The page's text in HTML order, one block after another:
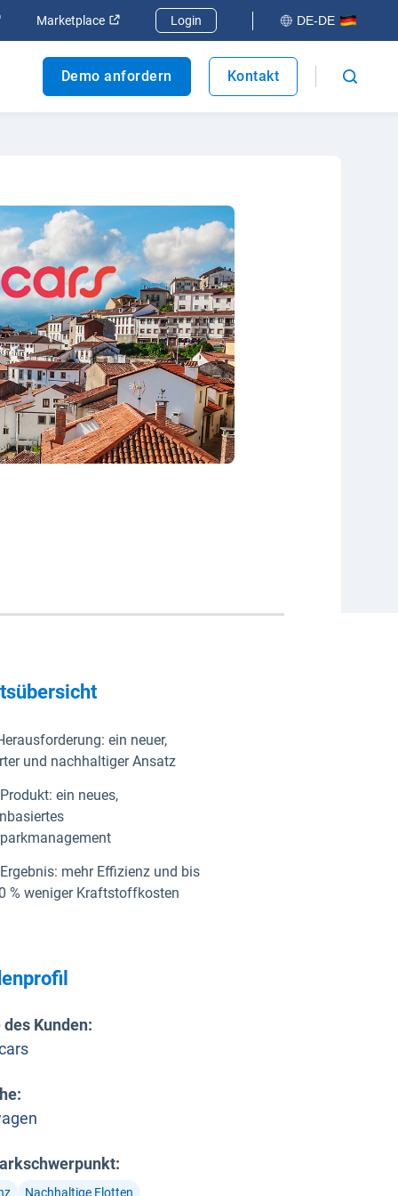
öffnen
In neuem Fenster öffnen
Marketplace In neuem Fenster öffnen
Login DE-DE
Demo anfordern Kontakt
ein neuer,
und nachhaltiger Ansatz
ein neues,
mehr Effizienz und bis
% weniger Kraftstoffkosten
des Kunden:
:
:
Nachhaltige Flotten